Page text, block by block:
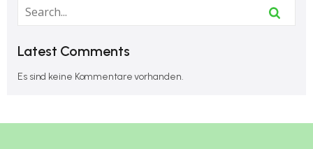
Latest Comments
Es sind keine Kommentare vorhanden.